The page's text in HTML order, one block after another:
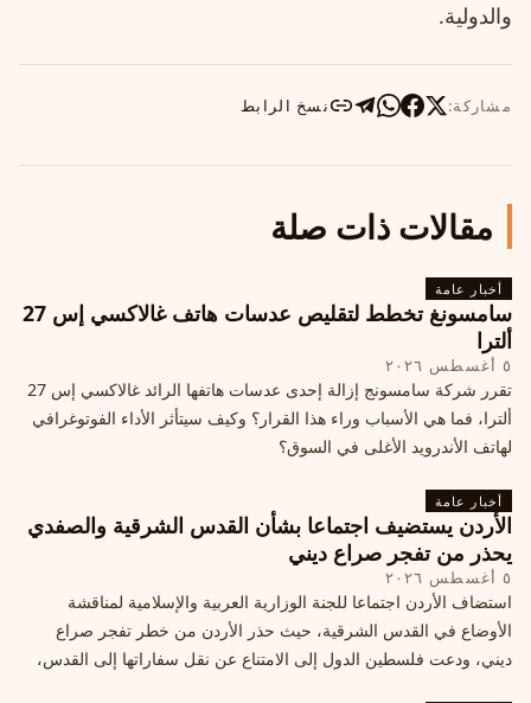
والدولية.
مشاركة: نسخ الرابط
مقالات ذات صلة
أخبار عامة
سامسونغ تخطط لتقليص عدسات هاتف غالاكسي إس 27
ألترا
٥ أغسطس ٢٠٢٦
تقرر شركة سامسونج إزالة إحدى عدسات هاتفها الرائد غالاكسي إس 27
ألترا، فما هي الأسباب وراء هذا القرار؟ وكيف سيتأثر الأداء الفوتوغرافي
لهاتف الأندرويد الأغلى في السوق؟
أخبار عامة
الأردن يستضيف اجتماعا بشأن القدس الشرقية والصفدي
يحذر من تفجر صراع ديني
٥ أغسطس ٢٠٢٦
استضاف الأردن اجتماعا للجنة الوزارية العربية والإسلامية لمناقشة
الأوضاع في القدس الشرقية، حيث حذر الأردن من خطر تفجر صراع
ديني، ودعت فلسطين الدول إلى الامتناع عن نقل سفاراتها إلى القدس،